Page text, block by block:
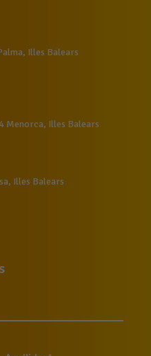
Illes Balears
Menorca, Illes Balears
Illes Balears